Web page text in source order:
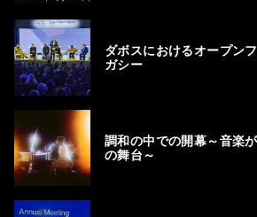
ダボスにおけるオープン
ガシー
調和の中での開幕～音楽
の舞台～